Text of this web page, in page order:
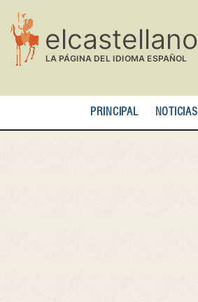
contenido
principal
PRINCIPAL NOTICIAS